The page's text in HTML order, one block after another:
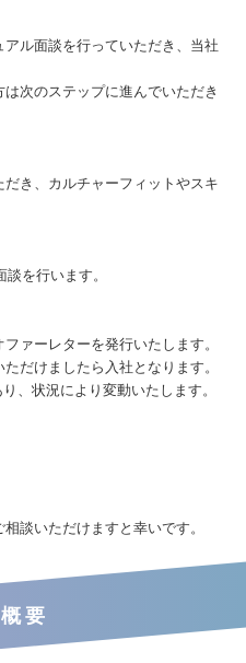
ル面談を行っていただき、当社
次のステップに進んでいただき
き、カルチャーフィットやスキ
を行います。
ァーレターを発行いたします。
だけましたら入社となります。
、状況により変動いたします。
談いただけますと幸いです。
要